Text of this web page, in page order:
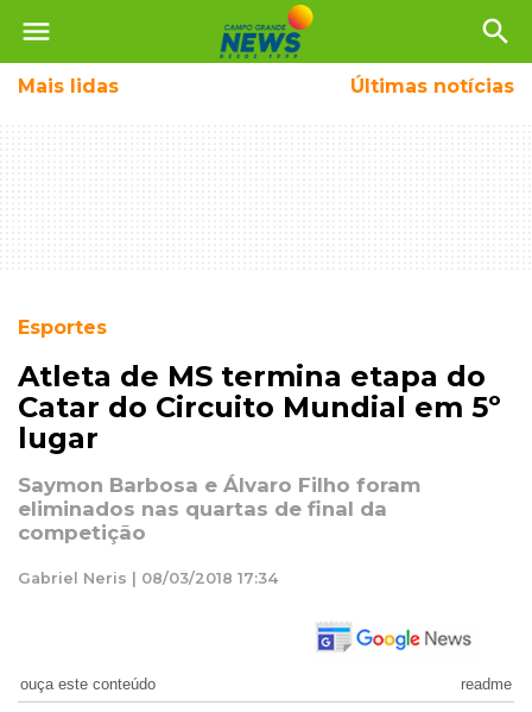
menu search
Mais lidas Últimas notícias
Esportes
Atleta de MS termina etapa do
Catar do Circuito Mundial em 5º
lugar
Saymon Barbosa e Álvaro Filho foram
eliminados nas quartas de final da
competição
Gabriel Neris | 08/03/2018 17:34
ouça este conteúdo readme